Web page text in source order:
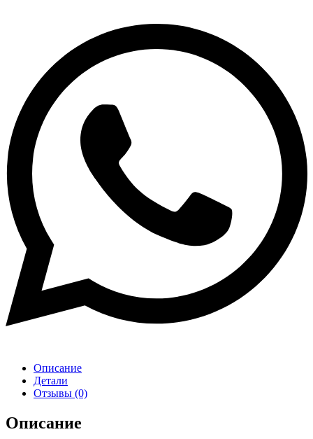
Описание
Детали
Отзывы (0)
Описание